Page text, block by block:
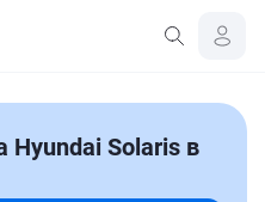
Solaris в